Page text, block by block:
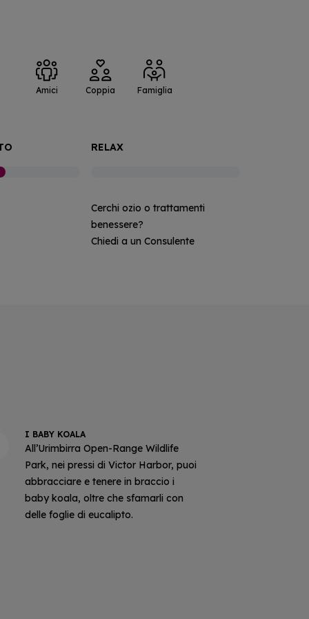
Amici Coppia Famiglia
RELAX
Cerchi ozio o trattamenti
benessere?
Chiedi a un Consulente
I BABY KOALA
All’Urimbirra Open-Range Wildlife
Park, nei pressi di Victor Harbor, puoi
abbracciare e tenere in braccio i
baby koala, oltre che sfamarli con
delle foglie di eucalipto.